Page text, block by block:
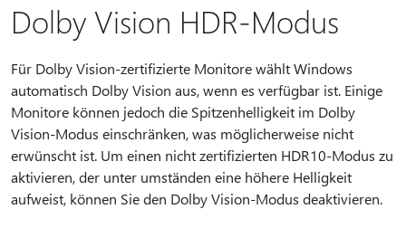
Dolby Vision HDR-Modus
Für Dolby Vision-zertifizierte Monitore wählt Windows
automatisch Dolby Vision aus, wenn es verfügbar ist. Einige
Monitore können jedoch die Spitzenhelligkeit im Dolby
Vision-Modus einschränken, was möglicherweise nicht
erwünscht ist. Um einen nicht zertifizierten HDR10-Modus zu
aktivieren, der unter umständen eine höhere Helligkeit
aufweist, können Sie den Dolby Vision-Modus deaktivieren.